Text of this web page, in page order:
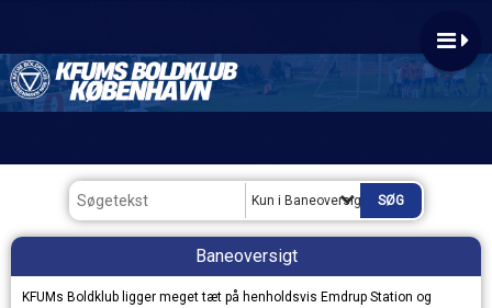
Kun i Baneoversigt
Baneoversigt
KFUMs Boldklub ligger meget tæt på henholdsvis Emdrup Station og